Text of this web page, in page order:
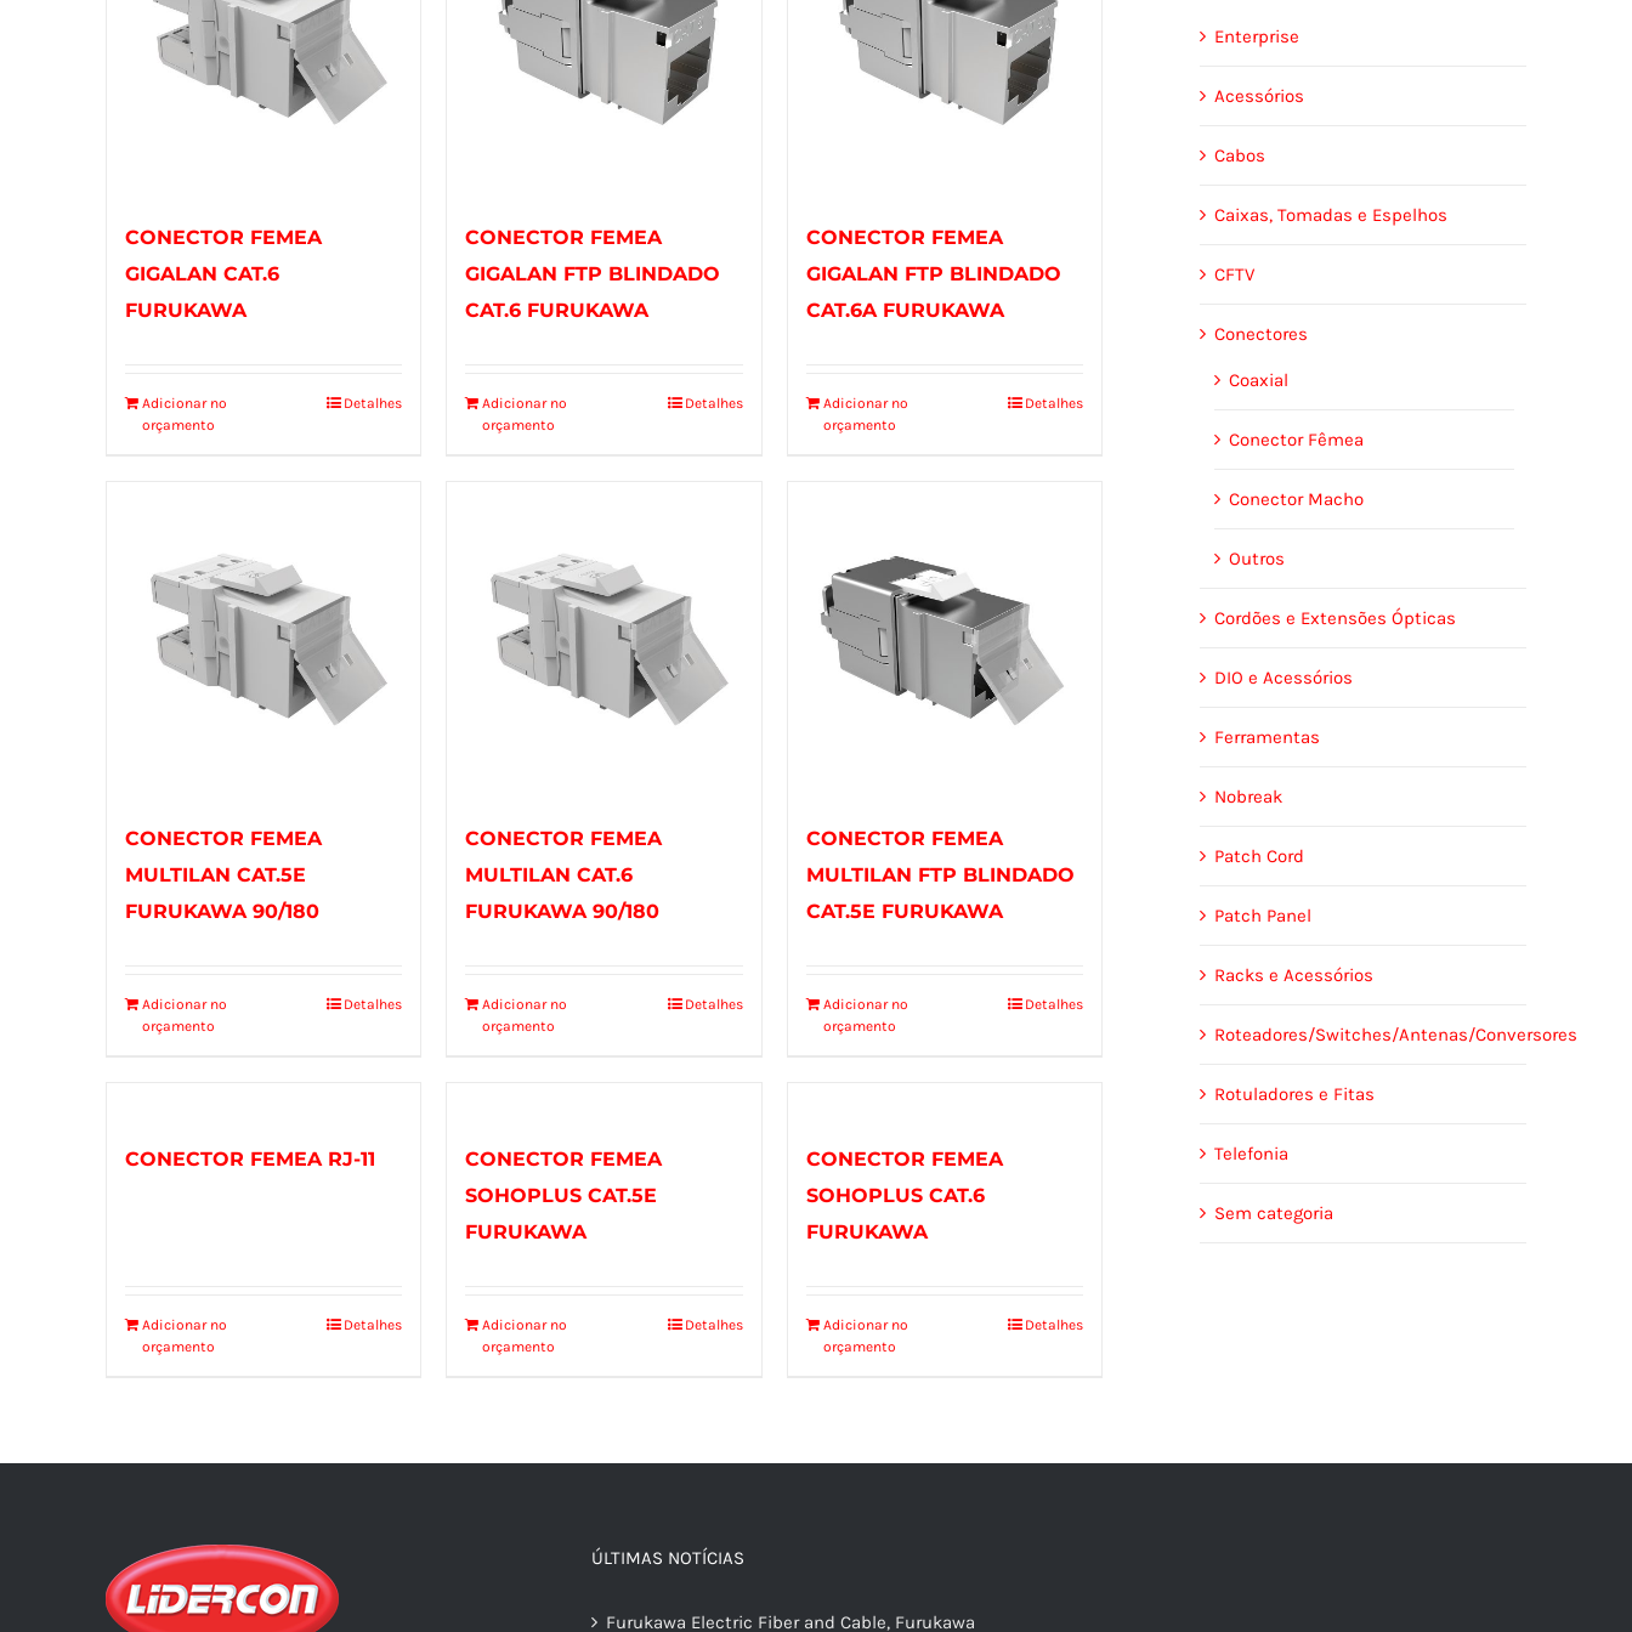
CONECTOR FEMEA
GIGALAN CAT.6
FURUKAWA
Adicionar no
orçamento
Detalhes
CONECTOR FEMEA
GIGALAN FTP BLINDADO
CAT.6 FURUKAWA
Adicionar no
orçamento
Detalhes
CONECTOR FEMEA
GIGALAN FTP BLINDADO
CAT.6A FURUKAWA
Adicionar no
orçamento
Detalhes
CONECTOR FEMEA
MULTILAN CAT.5E
FURUKAWA 90/180
Adicionar no
orçamento
Detalhes
CONECTOR FEMEA
MULTILAN CAT.6
FURUKAWA 90/180
Adicionar no
orçamento
Detalhes
CONECTOR FEMEA
MULTILAN FTP BLINDADO
CAT.5E FURUKAWA
Adicionar no
orçamento
Detalhes
CONECTOR FEMEA RJ-11
Adicionar no
orçamento
Detalhes
CONECTOR FEMEA
SOHOPLUS CAT.5E
FURUKAWA
Adicionar no
orçamento
Detalhes
CONECTOR FEMEA
SOHOPLUS CAT.6
FURUKAWA
Adicionar no
orçamento
Detalhes
Enterprise
Acessórios
Cabos
Caixas, Tomadas e Espelhos
CFTV
Conectores
Coaxial
Conector Fêmea
Conector Macho
Outros
Cordões e Extensões Ópticas
DIO e Acessórios
Ferramentas
Nobreak
Patch Cord
Patch Panel
Racks e Acessórios
Roteadores/Switches/Antenas/Conversores
Rotuladores e Fitas
Telefonia
Sem categoria
ÚLTIMAS NOTÍCIAS
Furukawa Electric Fiber and Cable, Furukawa